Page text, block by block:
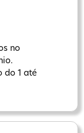
no
do 1 até